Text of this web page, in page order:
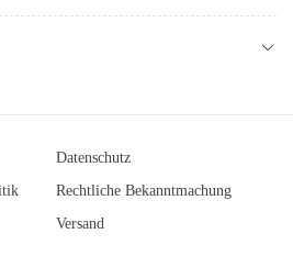
Datenschutz
Rechtliche Bekanntmachung
Versand